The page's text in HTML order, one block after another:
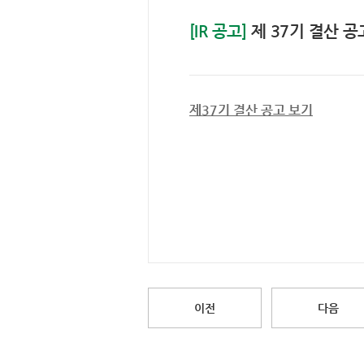
[IR 공고] 제 37기 결산 공
제37기 결산 공고 보기
이전 다음